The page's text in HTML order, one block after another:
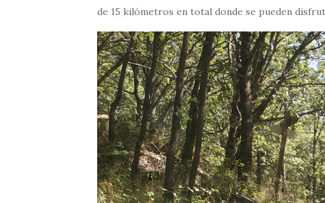
de 15 kilómetros en total donde se pueden